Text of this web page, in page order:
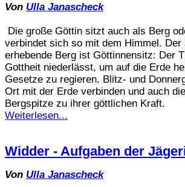
Von Ulla Janascheck
Die große Göttin sitzt auch als Berg
verbindet sich so mit dem Himmel.
erhebende Berg ist Göttinnensitz: Der
Gottheit niederlässt, um auf die Erde
Gesetze zu regieren. Blitz- und
Ort mit der Erde verbinden und auch
Bergspitze zu ihrer göttlichen Kraft.
Weiterlesen...
Widder - Aufgaben der
Von Ulla Janascheck